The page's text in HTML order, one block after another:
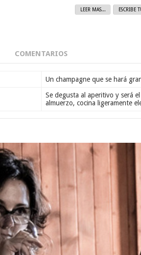
LEER MAS... ESCRIBE
COMENTARIOS
Un champagne que se hará
Se degusta al aperitivo y será
almuerzo, cocina ligeramente